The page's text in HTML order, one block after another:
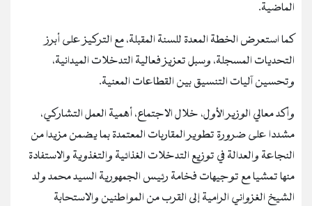
الماضية.
كما استعرض الخطة المعدة للسنة المقبلة، مع التركيز على أبرز
التحديات المسجلة، وسبل تعزيز فعالية التدخلات الميدانية،
وتحسين آليات التنسيق بين القطاعات المعنية.
وأكد معالي الوزير الأول، خلال الاجتماع، أهمية العمل التشاركي،
مشددا على ضرورة تطوير المقاربات المعتمدة بما يضمن مزيدا من
النجاعة والعدالة في توزيع التدخلات الغذائية والتغذوية والاستفادة
منها تمشيا مع توجيهات فخامة رئيس الجمهورية السيد محمد ولد
الشيخ الغزواني الرامية إلى القرب من المواطنين والاستحابة